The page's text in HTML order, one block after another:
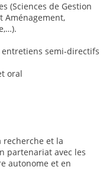
(Sciences de Gestion
Aménagement,
entretiens semi-directifs
oral
recherche et la
partenariat avec les
autonome et en